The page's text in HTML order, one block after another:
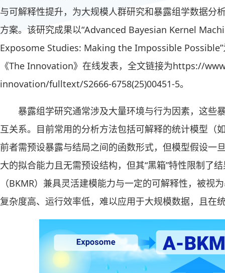
与可解释性提升，为大规模人群研究和暴露组学数据分
方案。该研究成果以“Advanced Bayesian Kernel
Exposome Studies: Making the Impossible Possible”
《The Innovation》在线发表，全文链接为https://
innovation/fulltext/S2666-6758(25)00451-5。
暴露组学研究通常涉及大量环境与行为因素，这些
互关系。目前常用的分析方法包括可解释的统计模型（
前者需预设暴露与结局之间的函数形式，但模型假设一
大的拟合能力且无需预设结构，但其“黑箱”特性限制了
（BKMR）兼具灵活建模能力与一定的可解释性，被视
复杂度高、运行效率低，难以应用于大规模数据，且在